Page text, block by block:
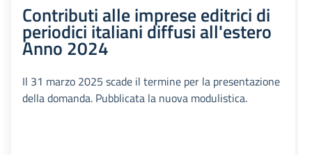
Contributi alle imprese editrici di
periodici italiani diffusi all'estero
Anno 2024
Il 31 marzo 2025 scade il termine per la presentazione
della domanda. Pubblicata la nuova modulistica.